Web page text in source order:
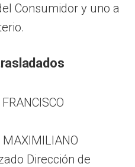
Consumidor y uno a
MAXIMILIANO
Dirección de